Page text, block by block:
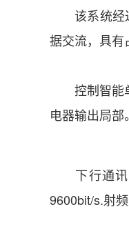
该系统经过
据交流，具有
控制智能单
电器输出局
下行通讯
9600bit/s.射